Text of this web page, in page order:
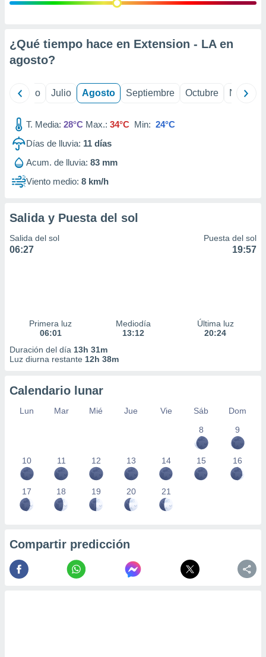
e
mediante
publicidad
de
1199
¿Qué tiempo hace en Extension - LA en
agosto?
Junio Julio Agosto Septiembre Octubre
T. Media: 28°C Max.: 34°C Min: 24°C
Días de lluvia: 11 días
Acum. de lluvia: 83 mm
Viento medio: 8 km/h
Salida y Puesta del sol
Salida del sol
06:27
Puesta del sol
19:57
Primera luz
06:01
Mediodía
13:12
Última luz
20:24
Duración del día 13h 31m
Luz diurna restante 12h 38m
Calendario lunar
Lun Mar Mié Jue Vie Sáb
Dom
8
9
10 11 12 13 14 15 16
17 18 19 20 21
Compartir predicción